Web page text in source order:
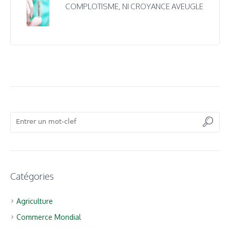
COMPLOTISME, NI CROYANCE AVEUGLE
Catégories
Agriculture
Commerce Mondial